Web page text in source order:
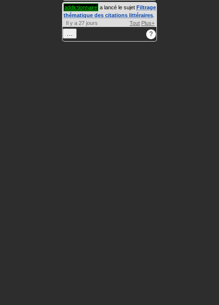
addictionnaire a lancé le sujet Filtrage
thématique des citations littéraires
Il y a 27 jours
Tout Plus+
?